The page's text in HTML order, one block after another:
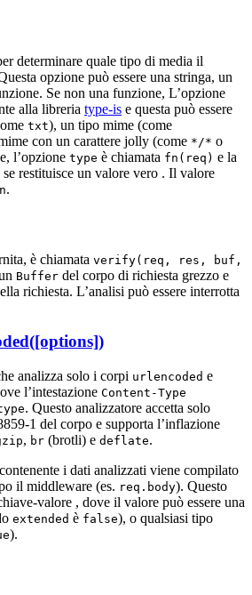
determinare quale tipo di media il
opzione può essere una stringa, un
Se non una funzione, L’opzione
alla libreria type-is e questa può essere
txt), un tipo mime (come
con un carattere jolly (come */* o
l’opzione type è chiamata fn(req) e la
restituisce un valore vero . Il valore
.
è chiamata verify(req, res, buf,
Buffer del corpo di richiesta grezzo e
richiesta. L’analisi può essere interrotta
analizza solo i corpi urlencoded e
l’intestazione Content-Type
. Questo analizzatore accetta solo
1 del corpo e supporta l’inflazione
, br (brotli) e deflate.
contenente i dati analizzati viene compilato
il middleware (es. req.body). Questo
valore , dove il valore può essere una
extended è false), o qualsiasi tipo
).